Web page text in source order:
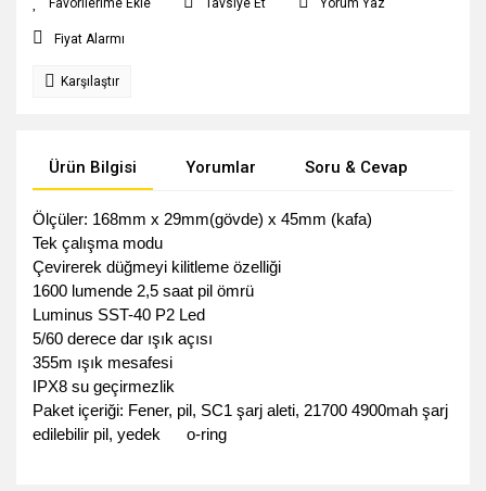
Tavsiye Et Yorum Yaz
Fiyat Alarmı
Karşılaştır
Ürün Bilgisi Yorumlar Soru & Cevap
Ölçüler: 168mm x 29mm(gövde) x 45mm (kafa)
Tek çalışma modu
Çevirerek düğmeyi kilitleme özelliği
1600 lumende 2,5 saat pil ömrü
Luminus SST-40 P2 Led
5/60 derece dar ışık açısı
355m ışık mesafesi
IPX8 su geçirmezlik
Paket içeriği: Fener, pil, SC1 şarj aleti, 21700 4900mah şarj
edilebilir pil, yedek o-ring